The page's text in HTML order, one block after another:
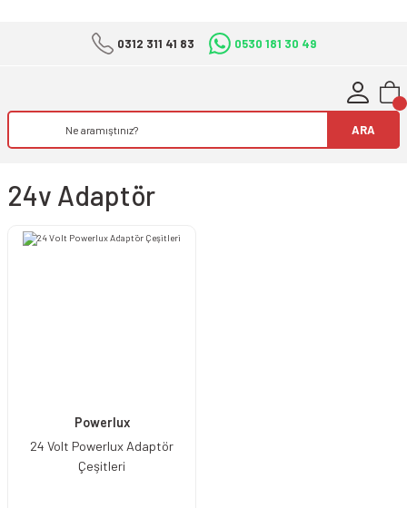
0312 311 41 83 0530 181 30 49
ARA
24v Adaptör
Powerlux
24 Volt Powerlux Adaptör
Çeşitleri